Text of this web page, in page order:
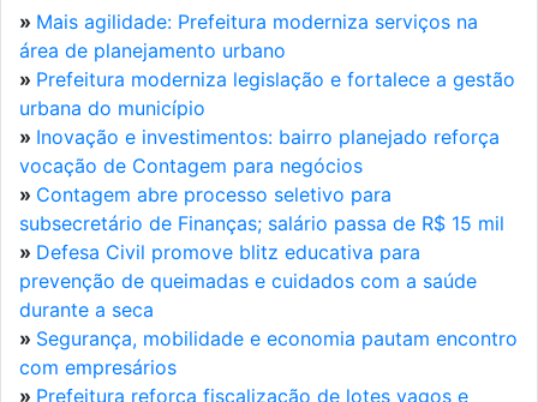
» Mais agilidade: Prefeitura moderniza serviços na
área de planejamento urbano
» Prefeitura moderniza legislação e fortalece a gestão
urbana do município
» Inovação e investimentos: bairro planejado reforça
vocação de Contagem para negócios
» Contagem abre processo seletivo para
subsecretário de Finanças; salário passa de R$ 15 mil
» Defesa Civil promove blitz educativa para
prevenção de queimadas e cuidados com a saúde
durante a seca
» Segurança, mobilidade e economia pautam encontro
com empresários
» Prefeitura reforça fiscalização de lotes vagos e